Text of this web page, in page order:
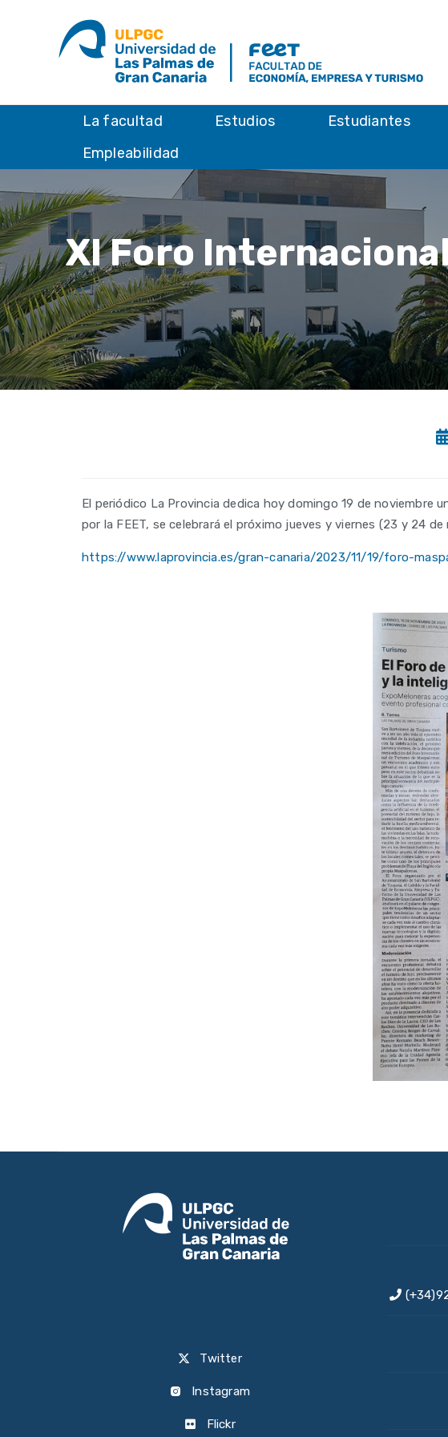
La facultad Estudios Estudiantes
Empleabilidad
XI Foro
El periódico La Provincia dedica hoy domingo 19 de noviembre
por la FEET, se celebrará el próximo jueves y viernes (23 y 24
https://www.laprovincia.es/gran-canaria/2023/11/19/foro-
Twitter
Instagram
Flickr